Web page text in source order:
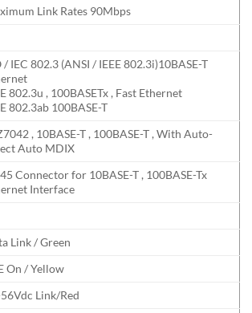
Link Rates 90Mbps
/ IEC 802.3 (ANSI / IEEE 802.3i)10BASE-T
802.3u , 100BASETx , Fast Ethernet
802.3ab 100BASE-T
, 10BASE-T , 100BASE-T , With Auto-
Auto MDIX
Connector for 10BASE-T , 100BASE-Tx
Interface
Link / Green
On / Yellow
Link/Red